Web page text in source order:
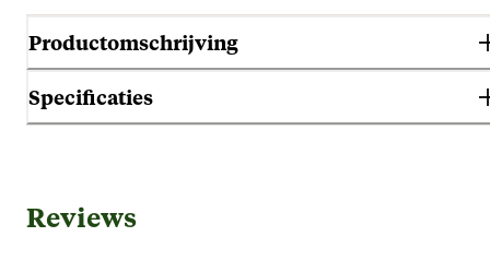
Productomschrijving
Specificaties
Geschikt voor leeftijdsfase
Reviews